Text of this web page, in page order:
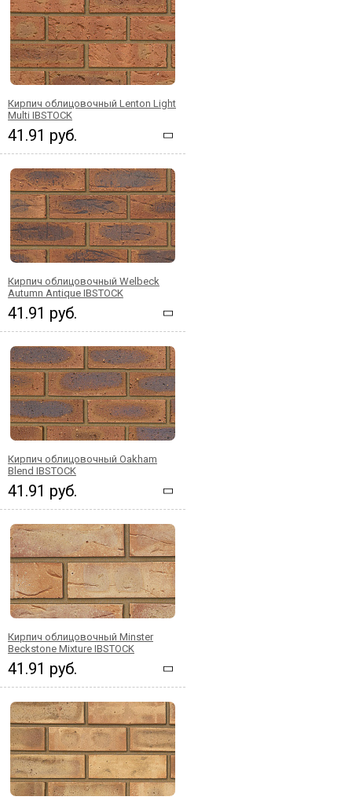
Кирпич облицовочный Lenton Light
Multi IBSTOCK
41.91 руб.
Кирпич облицовочный Welbeck
Autumn Antique IBSTOCK
41.91 руб.
Кирпич облицовочный Oakham
Blend IBSTOCK
41.91 руб.
Кирпич облицовочный Minster
Beckstone Mixture IBSTOCK
41.91 руб.